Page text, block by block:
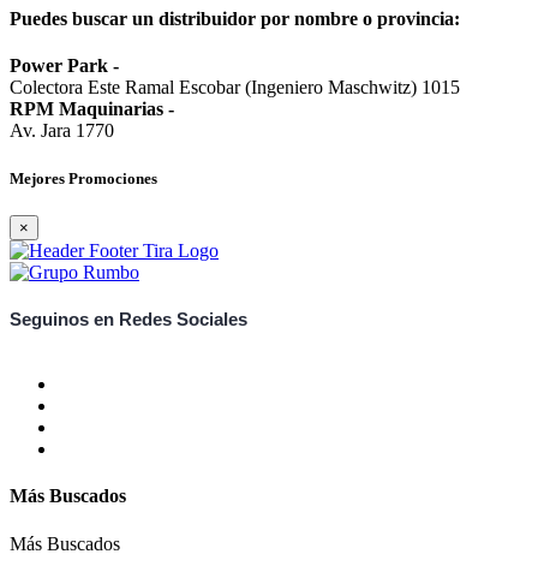
Puedes buscar un distribuidor por nombre o provincia:
Power Park -
Colectora Este Ramal Escobar (Ingeniero Maschwitz) 1015
RPM Maquinarias -
Av. Jara 1770
Mejores Promociones
×
Seguinos en Redes Sociales
Más Buscados
Más Buscados